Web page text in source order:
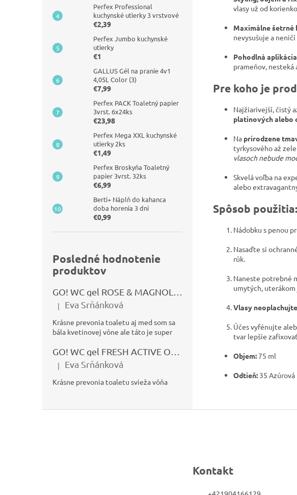
Perfex Professional
kuchynské utierky 3 vrstvové
€2,39
Perfex Jumbo kuchynské
utierky
€1
GALLUS Gél na pranie 4v1
4,05L Color (3)
€7,99
Perfex PACK Toaletný papier
3vrst. 6x24ks
€23,98
Perfex Mega XXL kuchynské
utierky 2ks
€1,49
Perfex Broskyňa Toaletný
papier 3vrst. 32ks
€6,99
Berti+ Náplň do kahanca
doba horenia 3 dni
€0,99
Posledné hodnotenie
produktov
Hodnotenie produktu je 5 z 5 hviezdičiek.
| Eva Srňánková
Krásne prevonia toaletu aj med som sa
bála kvetinovej vône ale táto je super
Hodnotenie produktu je 5 z 5 hviezdičiek.
| Eva Srňánková
Krásne prevonia toaletu svieža vôňa
vlasy už od
Maximálne šetrné
nevysušuje a
Pohodlná
prameňov, nesteká
Pre koho je
Najžiarivejší, čistý
platinových alebo
Na prirodzene
tyrkysového až
vlasoch nebude
Skvelá voľba na
alebo
Spôsob použitia:
Nádobku s penou
Nasaďte si
rúk.
Naneste potrebné
umytých, uterákom
Vlasy
Účes vyfénujte
tvar lepšie
Objem:75 ml
Odtieň: 35
Kontakt